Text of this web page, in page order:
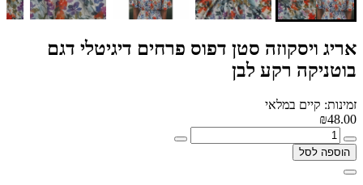
אריג ויסקוזה סטן דפוס פרחים דיגיטלי דגם
בוטניקה רקע לבן
זמינות: קיים במלאי
₪48.00
הוספה לסל